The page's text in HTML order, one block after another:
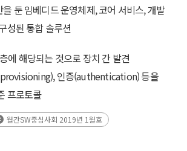
둔 임베디드 운영체제, 코어 서비스, 개발
성된 통합 솔루션
에 해당되는 것으로 장치 간 발견
인증(authentication) 등을
프로토콜
월간SW중심사회 2019년 1월호